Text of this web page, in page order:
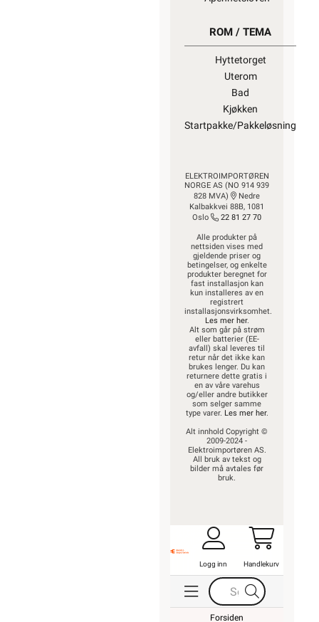
ROM / TEMA
Hyttetorget
Uterom
Bad
Kjøkken
Startpakke/Pakkeløsning
ELEKTROIMPORTØREN
NORGE AS (NO 914 939
828 MVA)
Nedre
Kalbakkvei 88B, 1081
Oslo
22 81 27 70
Alle produkter på
nettsiden vises med
gjeldende priser og
betingelser, og enkelte
produkter beregnet for
fast installasjon kan
kun installeres av en
registrert
installasjonsvirksomhet.
Les mer her.
Alt som går på strøm
eller batterier (EE-
avfall) skal leveres til
retur når det ikke kan
brukes lenger. Du kan
returnere dette gratis i
en av våre varehus
og/eller andre butikker
som selger samme
type varer. Les mer her.
Alt innhold Copyright ©
2009-2024 -
Elektroimportøren AS.
All bruk av tekst og
bilder må avtales før
bruk.
Logg inn Handlekurv
Forsiden